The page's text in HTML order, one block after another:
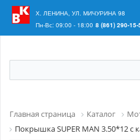
Ваш регион:
Х. ЛЕНИНА, УЛ. МИЧУРИНА 98
Пн-Вс: 09:00 - 18:00 8 (861) 290-15-
Главная страница Каталог
Покрышка SUPER MAN 3.50*12 с